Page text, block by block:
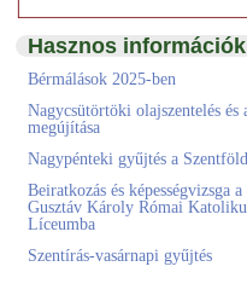
Hasznos információk
Bérmálások 2025-ben
Nagycsütörtöki olajszentelés és
megújítása
Nagypénteki gyűjtés a
Beiratkozás és képességvizsga
Gusztáv Károly Római
Líceumba
Szentírás-vasárnapi gyűjtés